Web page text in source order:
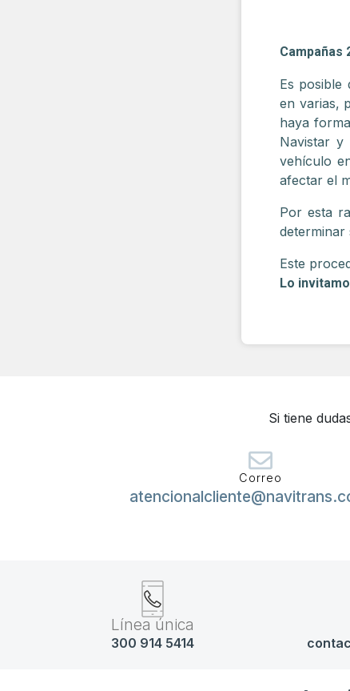
Campañas
Es posible
en varias,
haya
Navistar
vehículo
afectar el
Por esta
determinar
Este
Lo
Si tiene
Correo
Línea única
300 914 5414